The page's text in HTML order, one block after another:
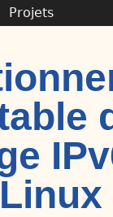
Projets